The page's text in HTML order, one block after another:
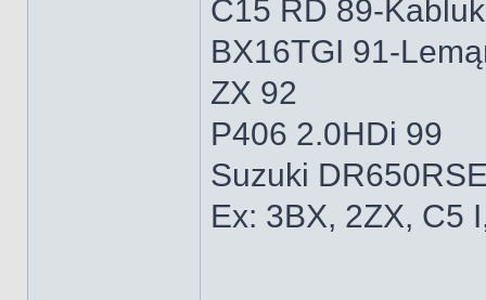
C15 RD 89-
BX16TGI 91-
ZX 92
P406 2.0HDi 99
Suzuki
Ex: 3BX, 2ZX, C5